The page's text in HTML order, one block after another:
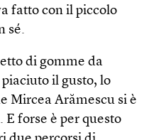
fatto con il piccolo
sé.
di gomme da
il gusto, lo
Mircea Arămescu si è
forse è per questo